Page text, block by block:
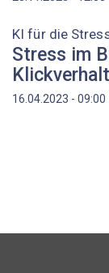
KI für die
Stress im
16.04.2023 - 09:00